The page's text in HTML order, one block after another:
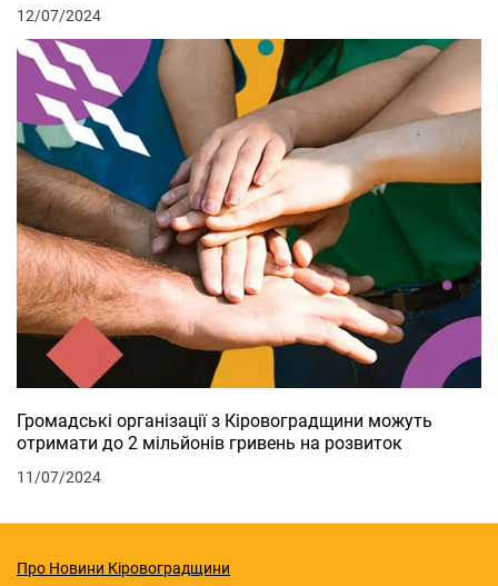
12/07/2024
Громадські організації з Кіровоградщини можуть
отримати до 2 мільйонів гривень на розвиток
11/07/2024
Про Новини Кіровоградщини